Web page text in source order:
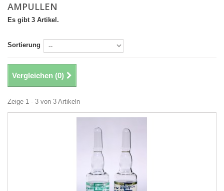
AMPULLEN
Es gibt 3 Artikel.
Sortierung
Vergleichen (0)
Zeige 1 - 3 von 3 Artikeln